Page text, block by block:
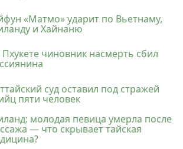
«Матмо» ударит по Вьетнаму,
и Хайнаню
чиновник насмерть сбил
суд оставил под стражей
пяти человек
молодая певица умерла после
— что скрывает тайская